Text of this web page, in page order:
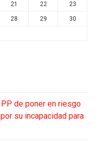
21 22 23
28 29 30
de poner en riesgo
su incapacidad para